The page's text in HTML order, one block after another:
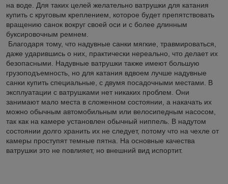
на воде. Для таких целей желательно ватрушки для катания
купить с круговым креплением, которое будет препятствовать
вращению санок вокруг своей оси и с более длинным
буксировочным ремнем.
Благодаря тому, что надувные санки мягкие, травмироваться,
даже ударившись о них, практически нереально, что делает их
безопасными. Надувные ватрушки также имеют большую
грузоподъемность, но для катания вдвоем лучше надувные
санки купить специальные, с двумя посадочными местами. В
эксплуатации с ватрушками нет никаких проблем. Они
занимают мало места в сложенном состоянии, а накачать их
можно обычным автомобильным или велосипедным насосом,
так как на камере установлен обычный ниппель. В надутом
состоянии долго хранить их не следует, потому что на чехле от
камеры проступят темные пятна. На основные качества
ватрушки это не повлияет, но внешний вид испортит.